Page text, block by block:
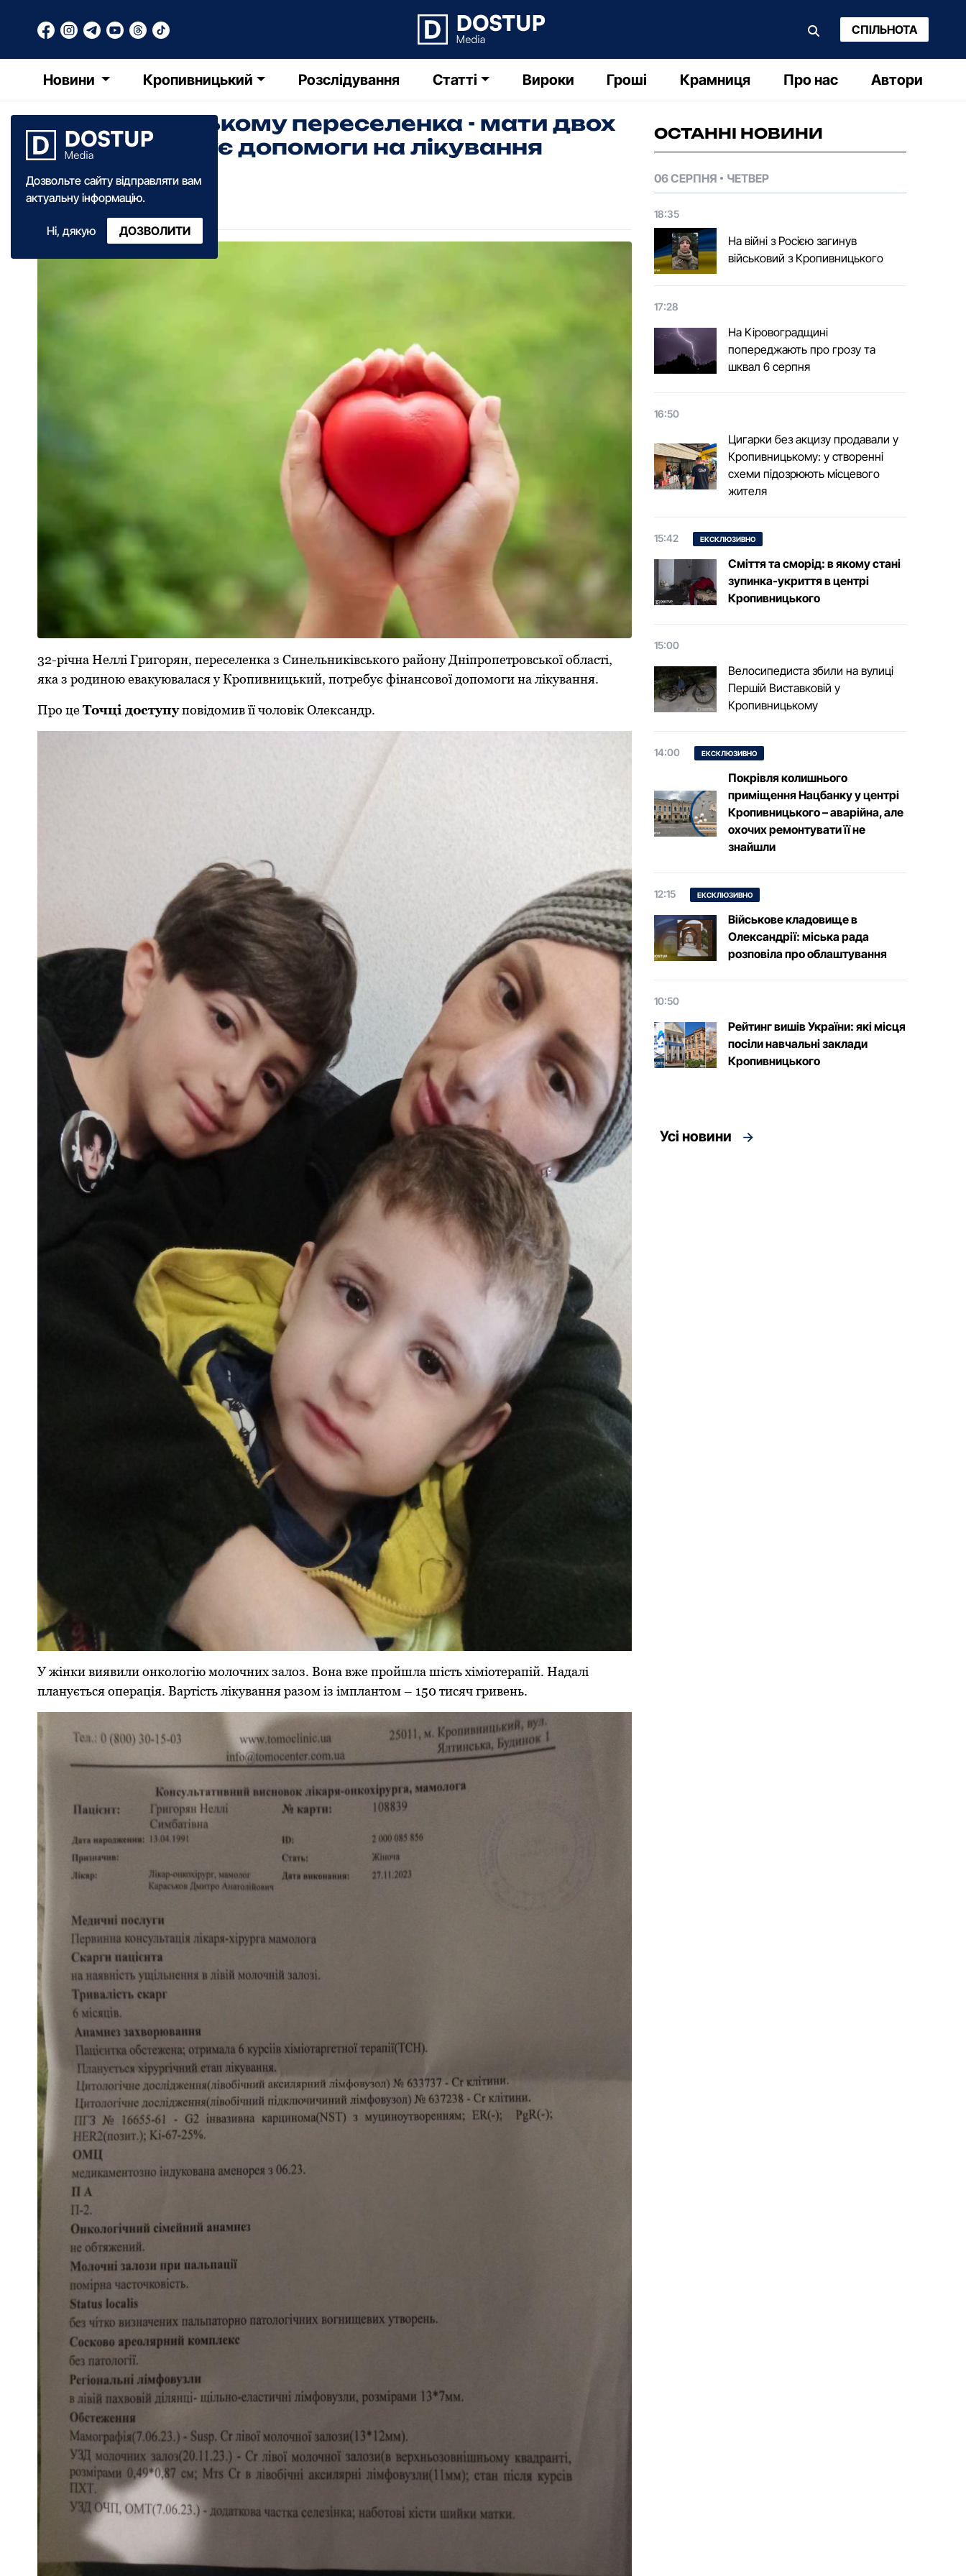
СПІЛЬНОТА
Новини Кропивницький Розслідування Статті Вироки Гроші Крамниця Про нас Автори
Дозвольте сайту відправляти вам
актуальну інформацію.
Ні, дякую ДОЗВОЛИТИ
У Кропивницькому переселенка - мати двох
дітей потребує допомоги на лікування
Лілія Кочерга
14 грудня·2023
32-річна Неллі Григорян, переселенка з Синельниківського району Дніпропетровської області,
яка з родиною евакуювалася у Кропивницький, потребує фінансової допомоги на лікування.
Про цеТочці доступуповідомив її чоловік Олександр.
У жінки виявили онкологію молочних залоз. Вона вже пройшла шість хіміотерапій. Надалі
планується операція. Вартість лікування разом із імплантом – 150 тисяч гривень.
ОСТАННІ НОВИНИ
06 СЕРПНЯ ЧЕТВЕР
18:35
На війні з Росією загинув
військовий з Кропивницького
17:28
На Кіровоградщині
попереджають про грозу та
шквал 6 серпня
16:50
Цигарки без акцизу продавали у
Кропивницькому: у створенні
схеми підозрюють місцевого
жителя
15:42 ЕКСКЛЮЗИВНО
Сміття та сморід: в якому стані
зупинка-укриття в центрі
Кропивницького
15:00
Велосипедиста збили на вулиці
Першій Виставковій у
Кропивницькому
14:00 ЕКСКЛЮЗИВНО
Покрівля колишнього
приміщення Нацбанку у центрі
Кропивницького – аварійна, але
охочих ремонтувати її не
знайшли
12:15 ЕКСКЛЮЗИВНО
Військове кладовище в
Олександрії: міська рада
розповіла про облаштування
10:50
Рейтинг вишів України: які місця
посіли навчальні заклади
Кропивницького
Усі новини